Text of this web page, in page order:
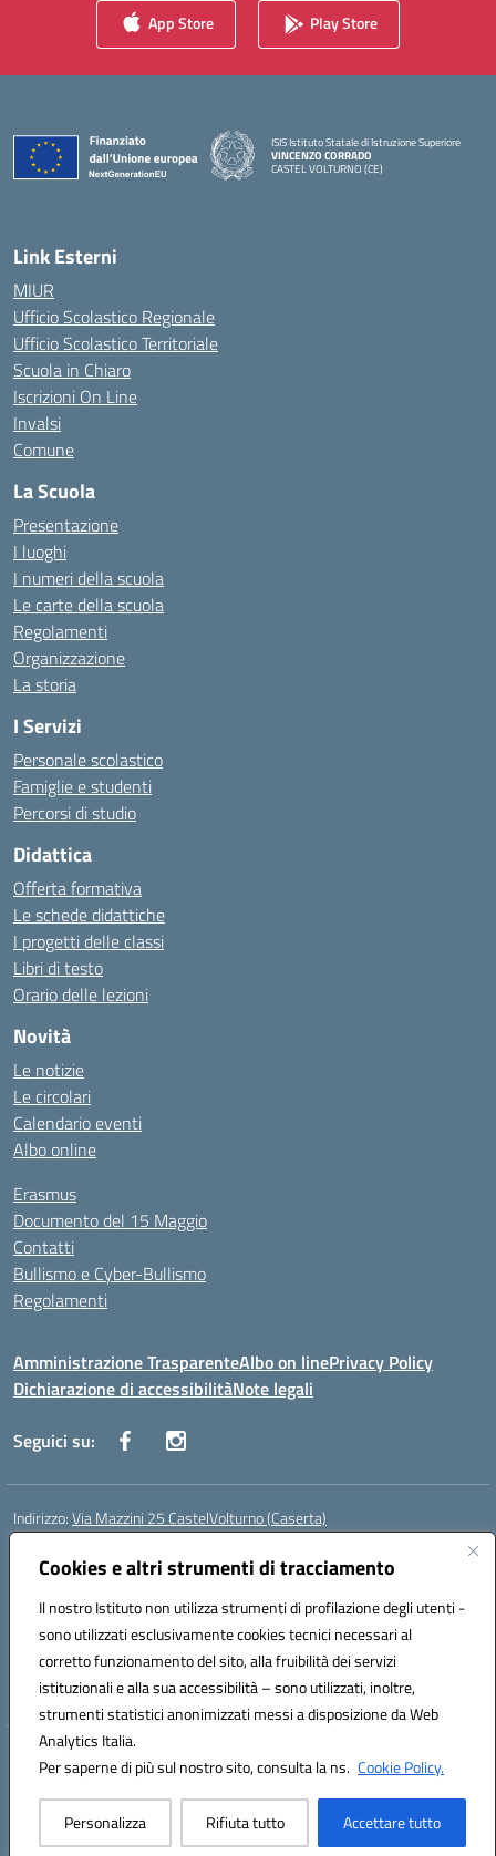
Cookies e altri strumenti di tracciamento
Il nostro Istituto non utilizza strumenti di profilazione degli utenti -
sono utilizzati esclusivamente cookies tecnici necessari al
corretto funzionamento del sito, alla fruibilità dei servizi
istituzionali e alla sua accessibilità – sono utilizzati, inoltre,
strumenti statistici anonimizzati messi a disposizione da Web
Analytics Italia.
Per saperne di più sul nostro sito, consulta la ns. Cookie Policy.
Personalizza Rifiuta tutto Accettare tutto
App Store Play Store
ISIS Istituto Statale di Istruzione Superiore
VINCENZO CORRADO
CASTEL VOLTURNO (CE)
Link Esterni
MIUR
Ufficio Scolastico Regionale
Ufficio Scolastico Territoriale
Scuola in Chiaro
Iscrizioni On Line
Invalsi
Comune
La Scuola
Presentazione
I luoghi
I numeri della scuola
Le carte della scuola
Regolamenti
Organizzazione
La storia
I Servizi
Personale scolastico
Famiglie e studenti
Percorsi di studio
Didattica
Offerta formativa
Le schede didattiche
I progetti delle classi
Libri di testo
Orario delle lezioni
Novità
Le notizie
Le circolari
Calendario eventi
Albo online
Erasmus
Documento del 15 Maggio
Contatti
Bullismo e Cyber-Bullismo
Regolamenti
Amministrazione TrasparenteAlbo on linePrivacy Policy
Dichiarazione di accessibilitàNote legali
Seguici su:
Indirizzo:Via Mazzini 25 CastelVolturno (Caserta)
Centralino:
Posta elettronica certificata (PEC):ceis014005@pec.istruzione.it
Codice fiscale: 93063510619
Codice meccanografico:CEIS014005
Codice Indice delle Pubbliche Amministrazioni (IPA): istsc_ceis014005
Codice unico di fatturazione (CUF): UOU8EW
Hosting & Powered by 3D Solution S.r.l.
Concept & Design by Designers Italia